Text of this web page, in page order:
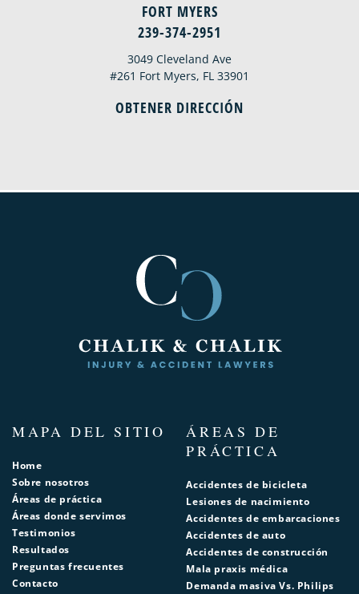
FORT MYERS
239-374-2951
3049 Cleveland Ave
#261 Fort Myers, FL 33901
OBTENER DIRECCIÓN
MAPA DEL SITIO
Home
Sobre nosotros
Áreas de práctica
Áreas donde servimos
Testimonios
Resultados
Preguntas frecuentes
Contacto
ÁREAS DE
PRÁCTICA
Accidentes de bicicleta
Lesiones de nacimiento
Accidentes de embarcaciones
Accidentes de auto
Accidentes de construcción
Mala praxis médica
Demanda masiva Vs. Philips